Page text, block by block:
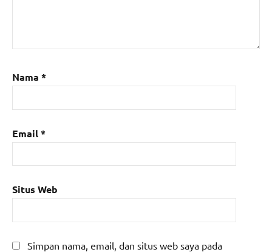
Nama *
Email*
Situs Web
Simpan nama, email, dan situs web saya pada